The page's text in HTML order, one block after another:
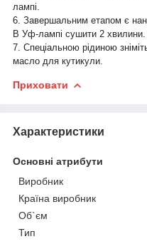
лампі.
6. Завершальним етапом є
В Уф-лампі сушити 2 хвилини.
7. Спеціальною рідиною
масло для кутикули.
Приховати
Характеристики
Основні атрибути
Виробник
Країна виробник
Об`єм
Тип